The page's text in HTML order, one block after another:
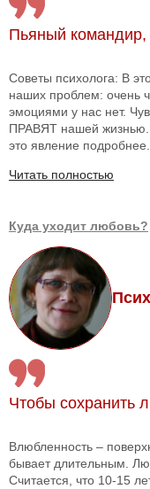
Пьяный командир,
Советы психолога: В
наших проблем: очень
эмоциями у нас нет.
ПРАВЯТ нашей
это явление
Читать полностью
Куда уходит любовь?
Чтобы сохранить
Влюбленность –
бывает длительным.
Считается, что 10-15